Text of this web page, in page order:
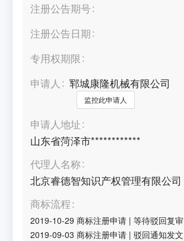
注册公告期号
注册公告日期
专用权期限
申请人
郓城康隆机械有限公司
监控此申请人
申请人地址
山东省菏泽市************
代理人名称
北京睿德智知识产权管理有限公司
商标流程
2019-10-29 商标注册申请 |等待驳回复审
2019-09-03 商标注册申请 |驳回通知发文